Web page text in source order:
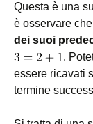
Questa è una
è osservare che
dei suoi
.
essere ricavati
termine